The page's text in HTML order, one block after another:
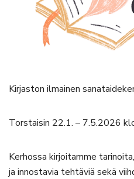
Kirjaston ilmainen
Torstaisin 22.1. – 7.5.2026
Kerhossa kirjoitamme
ja innostavia tehtäviä sekä